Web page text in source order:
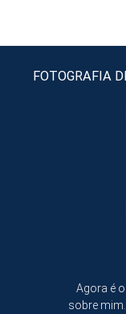
FOTOGRAFIA
Agora é
sobre